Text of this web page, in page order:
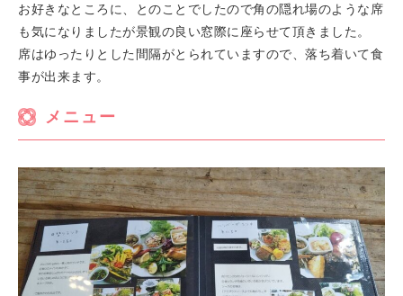
お好きなところに、とのことでしたので角の隠れ場のような席
も気になりましたが景観の良い窓際に座らせて頂きました。
席はゆったりとした間隔がとられていますので、落ち着いて食
事が出来ます。
メニュー